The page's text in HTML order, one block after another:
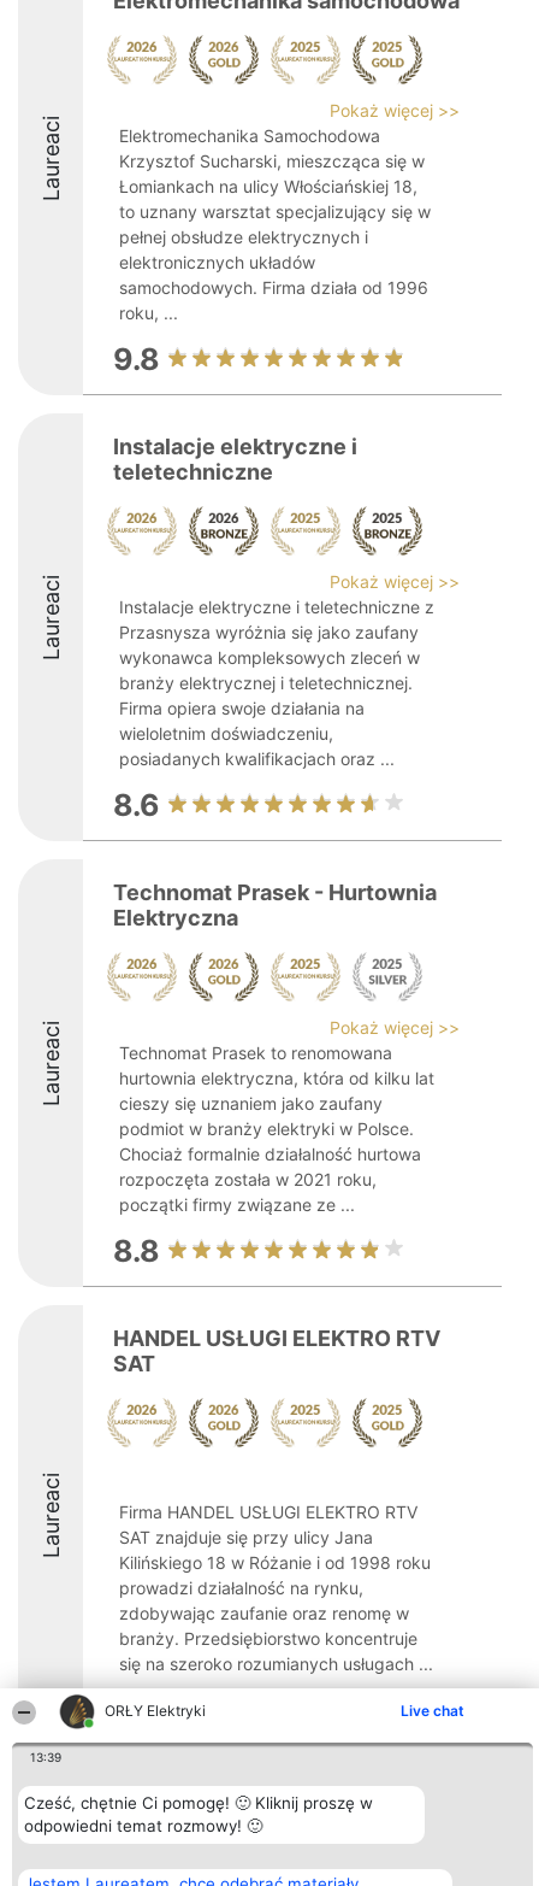
ORŁY Elektryki Live chat
13:39
Cześć, chętnie Ci pomogę! 🙂 Kliknij proszę w
odpowiedni temat rozmowy! 🙂
Laureaci
Pokaż więcej >>
Elektromechanika Samochodowa
Krzysztof Sucharski, mieszcząca się w
Łomiankach na ulicy Włościańskiej 18,
to uznany warsztat specjalizujący się w
pełnej obsłudze elektrycznych i
elektronicznych układów
samochodowych. Firma działa od 1996
roku, ...
9.8
Laureaci
Instalacje elektryczne i
teletechniczne
Pokaż więcej >>
Instalacje elektryczne i teletechniczne z
Przasnysza wyróżnia się jako zaufany
wykonawca kompleksowych zleceń w
branży elektrycznej i teletechnicznej.
Firma opiera swoje działania na
wieloletnim doświadczeniu,
posiadanych kwalifikacjach oraz ...
8.6
Laureaci
Technomat Prasek - Hurtownia
Elektryczna
Pokaż więcej >>
Technomat Prasek to renomowana
hurtownia elektryczna, która od kilku lat
cieszy się uznaniem jako zaufany
podmiot w branży elektryki w Polsce.
Chociaż formalnie działalność hurtowa
rozpoczęta została w 2021 roku,
początki firmy związane ze ...
8.8
Laureaci
HANDEL USŁUGI ELEKTRO RTV
SAT
Firma HANDEL USŁUGI ELEKTRO RTV
SAT znajduje się przy ulicy Jana
Kilińskiego 18 w Różanie i od 1998 roku
prowadzi działalność na rynku,
zdobywając zaufanie oraz renomę w
branży. Przedsiębiorstwo koncentruje
się na szeroko rozumianych usługach ...
8.8
Organizator plebiscytu
Bright Side Solutions sp. z o.
o. sp. k.
ul. Ruska 22
Plebiscyt
Laureaci
Lista
wszystkich
Kontakt